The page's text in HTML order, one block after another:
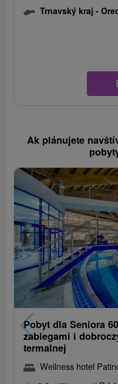
Trnavský kraj -
Ak plánujete
Pobyt dla Seniora
zabiegami i
termalnej
Wellness hotel